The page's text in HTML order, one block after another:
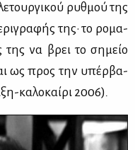
ρυθ­μού της
της· το ρο­μα­
να βρει το ση­μείο
ως προς την υπέρ­βα­
κα­λο­καί­ρι 2006).